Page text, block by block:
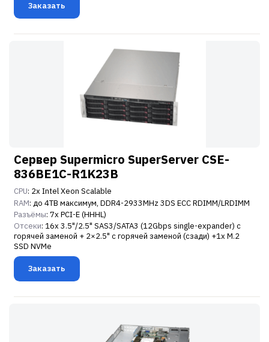
Заказать
Сервер Supermicro SuperServer CSE-
836BE1C-R1K23B
CPU: 2x Intel Xeon Scalable
RAM: до 4TB максимум, DDR4-2933MHz 3DS ECC RDIMM/LRDIMM
Разъёмы: 7x PCI-E (HHHL)
Отсеки: 16x 3.5"/2.5" SAS3/SATA3 (12Gbps single-expander) с
горячей заменой + 2×2.5" с горячей заменой (сзади) +1x M.2
SSD NVMe
Заказать